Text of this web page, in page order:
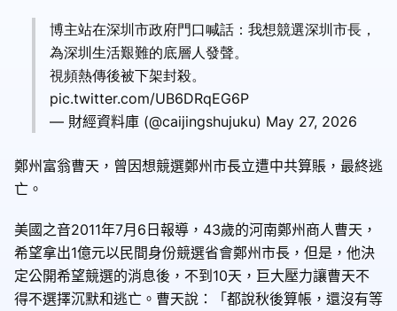
博主站在深圳市政府門口喊話：我想競選深圳市長，
為深圳生活艱難的底層人發聲。
視頻熱傳後被下架封殺。
pic.twitter.com/UB6DRqEG6P
— 財經資料庫 (@caijingshujuku) May 27, 2026
鄭州富翁曹天，曾因想競選鄭州市長立遭中共算賬，最終逃
亡。
美國之音2011年7月6日報導，43歲的河南鄭州商人曹天，
希望拿出1億元以民間身份競選省會鄭州市長，但是，他決
定公開希望競選的消息後，不到10天，巨大壓力讓曹天不
得不選擇沉默和逃亡。曹天說：「都說秋後算帳，還沒有等